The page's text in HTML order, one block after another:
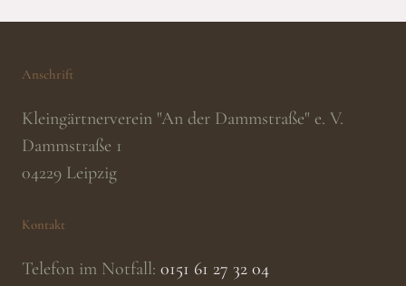
Anschrift
Kleingärtnerverein "An der Dammstraße" e. V.
Dammstraße 1
04229 Leipzig
Kontakt
Telefon im Notfall: 0151 61 27 32 04